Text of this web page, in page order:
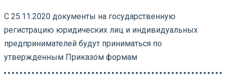
С 25.11.2020 документы на государственную
регистрацию юридических лиц и индивидуальных
предпринимателей будут приниматься по
утвержденным Приказом формам